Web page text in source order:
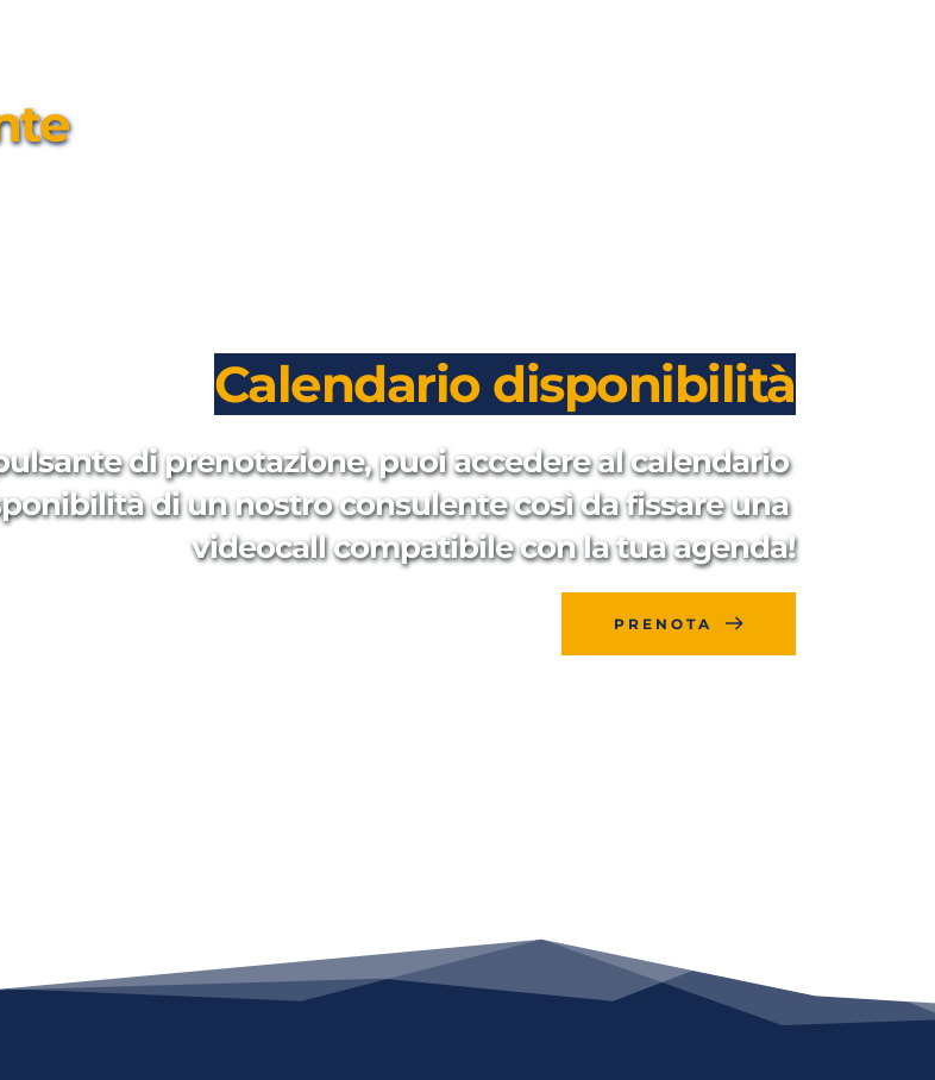
Calendario disponibilità
di prenotazione, puoi accedere al calendario
di un nostro consulente così da fissare una
videocall compatibile con la tua agenda!
PRENOTA